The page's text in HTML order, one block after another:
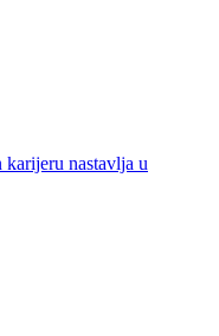
karijeru nastavlja u